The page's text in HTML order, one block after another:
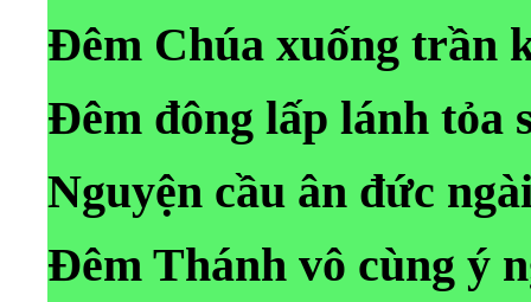
Đêm Chúa xuống trần
Đêm đông lấp lánh tỏa
Nguyện cầu ân đức
Đêm Thánh vô cùng ý